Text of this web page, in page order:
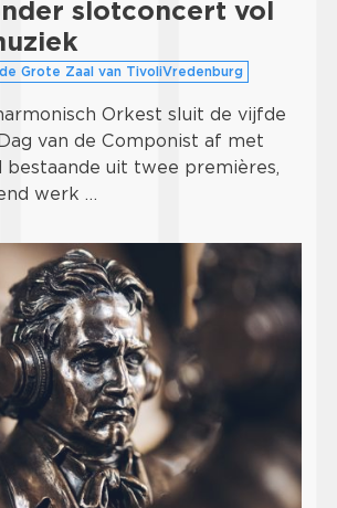
slotconcert vol
Grote Zaal van TivoliVredenburg
Orkest sluit de vijfde
van de Componist af met
bestaande uit twee premières,
werk …